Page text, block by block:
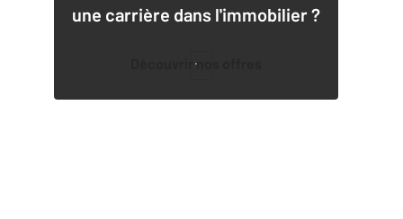
une carrière dans l'immobilier ?
Découvrir nos offres